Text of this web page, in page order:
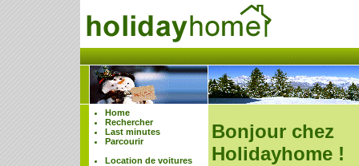
Home
Rechercher
Last minutes
Parcourir
Location de voitures
Bonjour chez
Holidayhome !